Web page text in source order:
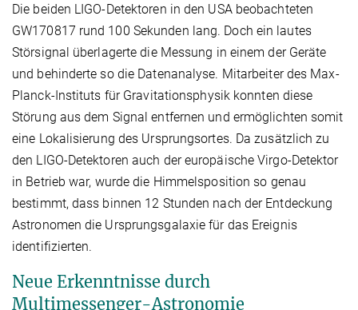
Die beiden LIGO-Detektoren in den USA beobachteten
GW170817 rund 100 Sekunden lang. Doch ein lautes
Störsignal überlagerte die Messung in einem der Geräte
und behinderte so die Datenanalyse. Mitarbeiter des Max-
Planck-Instituts für Gravitationsphysik konnten diese
Störung aus dem Signal entfernen und ermöglichten somit
eine Lokalisierung des Ursprungsortes. Da zusätzlich zu
den LIGO-Detektoren auch der europäische Virgo-Detektor
in Betrieb war, wurde die Himmelsposition so genau
bestimmt, dass binnen 12 Stunden nach der Entdeckung
Astronomen die Ursprungsgalaxie für das Ereignis
identifizierten.
Neue Erkenntnisse durch
Multimessenger-Astronomie